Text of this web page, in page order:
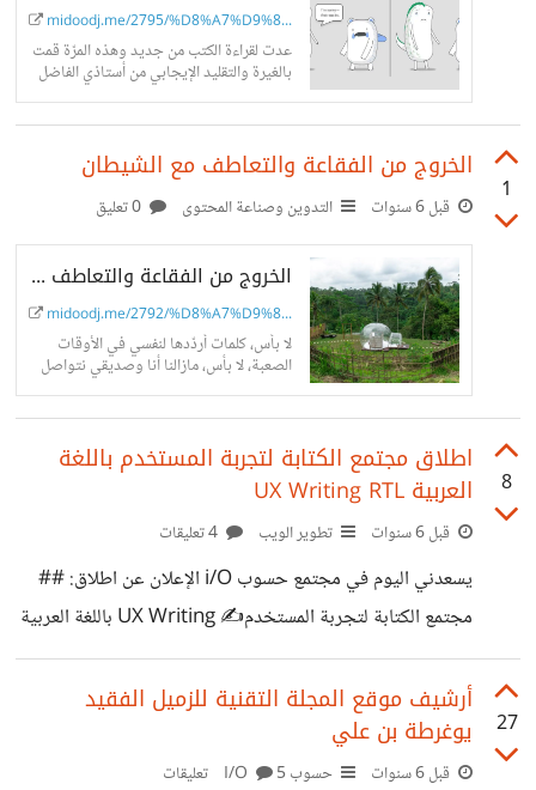
midoodj.me/2795/%D8%A7%D9%8...
عدت لقراءة الكتب من جديد وهذه المرّة قمت
بالغيرة والتقليد الإيجابي من أستاذي الفاضل
عبدالله المهيري، اخترت كتبًا للأطفال، التجربة
1
الخروج من الفقاعة والتعاطف مع الشيطان
قبل 6 سنوات التدوين وصناعة المحتوى
الخروج من الفقاعة والتعاطف مع الشيطان - مدونة محمود
midoodj.me/2792/%D8%A7%D9%8...
لا بأس، كلمات أردّدها لنفسي في الأوقات
الصعبة، لا بأس، مازالنا أنا وصديقي نتواصل
عبر البريد الإلكتروني، ودار بيننا نقاش مهم
8
اطلاق مجتمع الكتابة لتجربة المستخدم باللغة
العربية UX Writing RTL
قبل 6 سنوات تطوير الويب
يسعدني اليوم في مجتمع حسوب i/O الإعلان عن اطلاق: ##
مجتمع الكتابة لتجربة المستخدم✍️ UX Writing باللغة العربية
### وكانت هناك عدّة أسباب لإطلاق المجتمع: * ندرة المحتوى
بهذا التخصّص المهني باللغة العربية. * عدم وجود مراجع تناسب
ثقافة وتجربة المستخدم العربي. * وضع أساسيات لهذا التخصّص
المهني الجديد نوعًا ما، يتناسب مع الجمهور العربي. * توفير
27
أرشيف موقع المجلة التقنية للزميل الفقيد
يوغرطة بن علي
قبل 6 سنوات حسوب I/O 5 تعليقات